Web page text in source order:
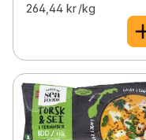
264,44 kr /kg